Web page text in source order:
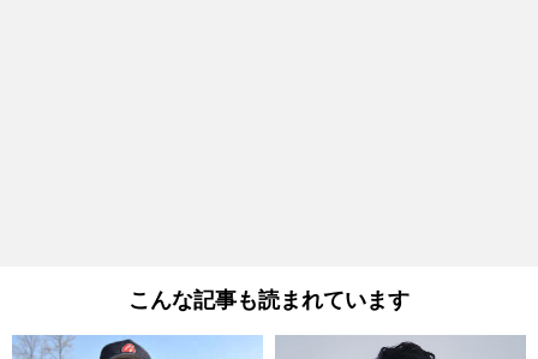
こんな記事も読まれています